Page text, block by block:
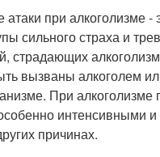
при алкоголизме -
сильного страха и
страдающих
вызваны алкоголем
При алкоголизме
интенсивными и
причинах.